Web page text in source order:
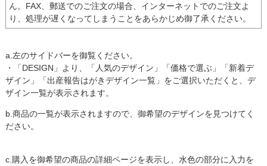
ん。FAX、郵送でのご注文の場合、インターネットでのご注文よ
り、処理が遅くなってしまうことをあらかじめ御了承ください。
a.左のサイドバーを御覧ください。
・「DESIGN」より、「人気のデザイン」「価格で選ぶ」「新着デ
ザイン」「出産報告はがきデザイン一覧」をご選択いただくと、デ
ザイン一覧が表示されます。
b.商品の一覧が表示されますので、御希望のデザインを見つけてく
ださい。
c.購入を御希望の商品の詳細ページを表示し、水色の部分に入力を